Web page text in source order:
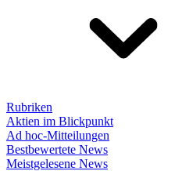
Rubriken
Aktien im Blickpunkt
Ad hoc-Mitteilungen
Bestbewertete News
Meistgelesene News